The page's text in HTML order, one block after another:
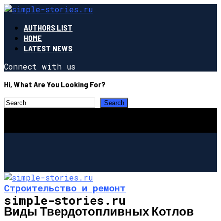
AUTHORS LIST
HOME
LATEST NEWS
Connect with us
Hi, What Are You Looking For?
simple-stories.ru
Строительство и ремонт
Виды Твердотопливных Котлов